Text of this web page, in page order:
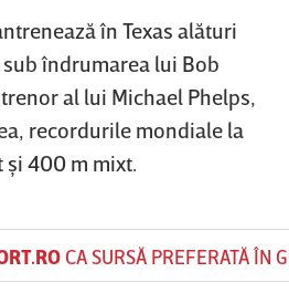
în Texas alături
îndrumarea lui Bob
al lui Michael Phelps,
recordurile mondiale la
400 m mixt.
CA SURSĂ PREFERATĂ ÎN